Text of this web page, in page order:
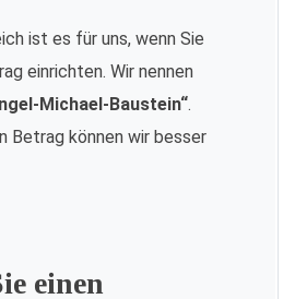
ist es für uns, wenn Sie
einrichten. Wir nennen
Michael-Baustein“.
Betrag können wir besser
einen